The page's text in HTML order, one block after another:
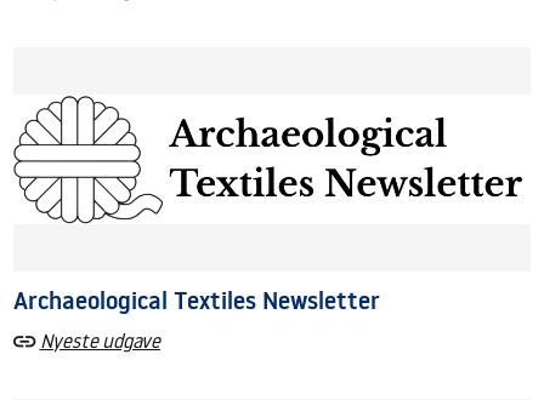
Archaeological Textiles Newsletter
Nyeste udgave